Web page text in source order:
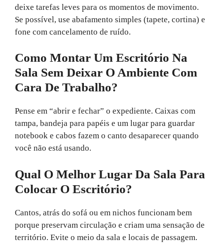
deixe tarefas leves para os momentos de movimento.
Se possível, use abafamento simples (tapete, cortina) e
fone com cancelamento de ruído.
Como Montar Um Escritório Na
Sala Sem Deixar O Ambiente Com
Cara De Trabalho?
Pense em “abrir e fechar” o expediente. Caixas com
tampa, bandeja para papéis e um lugar para guardar
notebook e cabos fazem o canto desaparecer quando
você não está usando.
Qual O Melhor Lugar Da Sala Para
Colocar O Escritório?
Cantos, atrás do sofá ou em nichos funcionam bem
porque preservam circulação e criam uma sensação de
território. Evite o meio da sala e locais de passagem.